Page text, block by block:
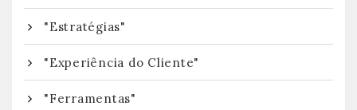
"Estratégias"
"Experiência do Cliente"
"Ferramentas"